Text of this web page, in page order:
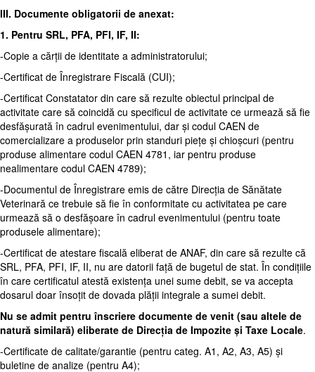
III. Documente obligatorii de anexat:
1. Pentru SRL, PFA, PFI, IF, II:
-Copie a cărții de identitate a administratorului;
-Certificat de Înregistrare Fiscală (CUI);
-Certificat Constatator din care să rezulte obiectul principal de
activitate care să coincidă cu specificul de activitate ce urmează să fie
desfășurată în cadrul evenimentului, dar și codul CAEN de
comercializare a produselor prin standuri piețe și chioșcuri (pentru
produse alimentare codul CAEN 4781, iar pentru produse
nealimentare codul CAEN 4789);
-Documentul de Înregistrare emis de către Direcția de Sănătate
Veterinară ce trebuie să fie în conformitate cu activitatea pe care
urmează să o desfășoare în cadrul evenimentului (pentru toate
produsele alimentare);
-Certificat de atestare fiscală eliberat de ANAF, din care să rezulte că
SRL, PFA, PFI, IF, II, nu are datorii față de bugetul de stat. În condițiile
în care certificatul atestă existența unei sume debit, se va accepta
dosarul doar însoțit de dovada plății integrale a sumei debit.
Nu se admit pentru înscriere documente de venit (sau altele de
natură similară) eliberate de Direcția de Impozite și Taxe Locale.
-Certificate de calitate/garantie (pentru categ. A1, A2, A3, A5) și
buletine de analize (pentru A4);